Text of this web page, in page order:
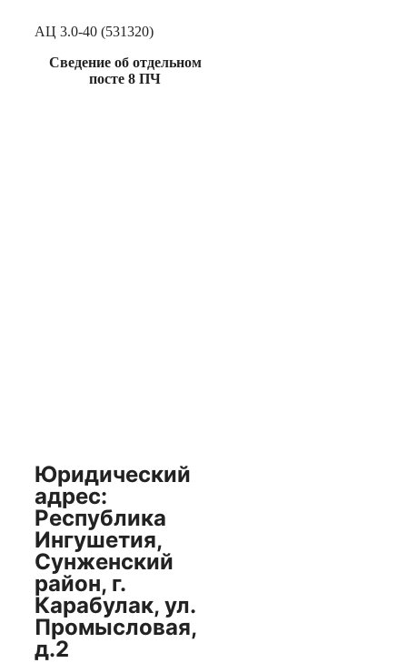
АЦ 3.0-40 (531320)
Сведение об отдельном
посте 8 ПЧ
Юридический
адрес:
Республика
Ингушетия,
Сунженский
район, г.
Карабулак, ул.
Промысловая,
д.2